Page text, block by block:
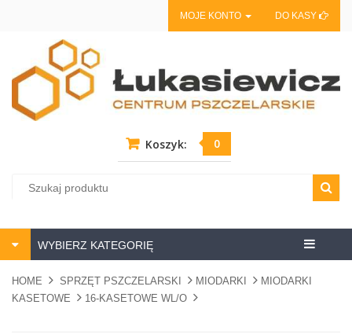
MOJE KONTO DO KASY
Koszyk: 0
Centrum
WYBIERZ KATEGORIĘ
HOME SPRZĘT PSZCZELARSKI MIODARKI
MIODARKI
KASETOWE
16-KASETOWE WL/O